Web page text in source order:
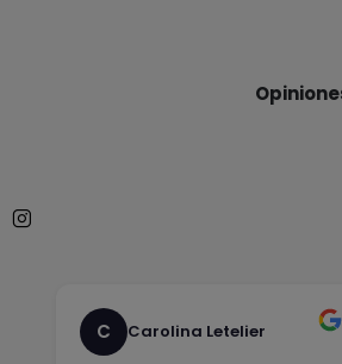
C Carolina Letelier